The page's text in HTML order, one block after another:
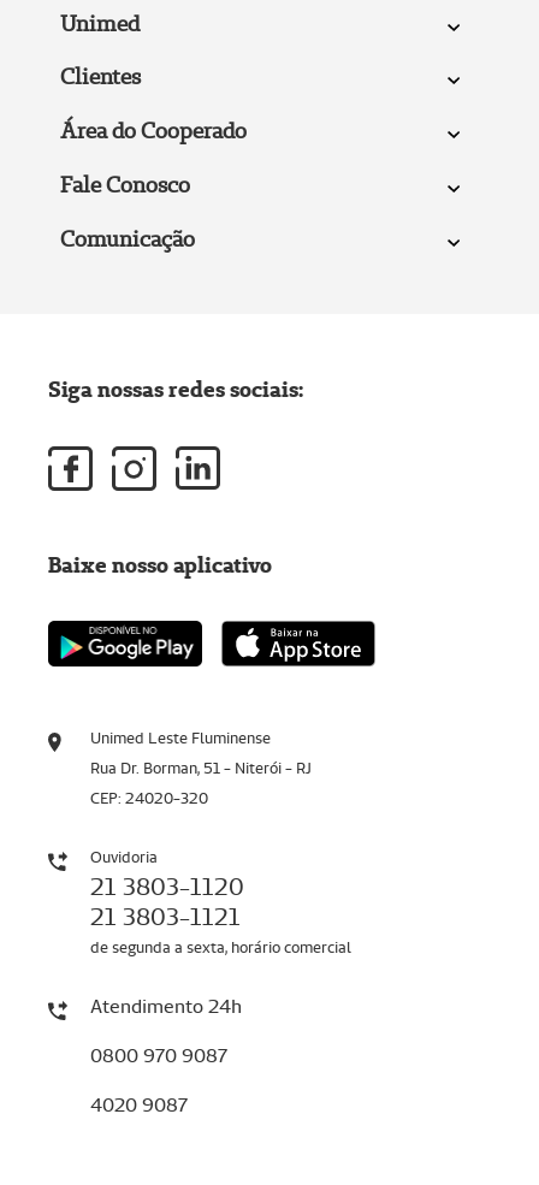
Unimed
Clientes
Área do Cooperado
Fale Conosco
Comunicação
Unimed Leste Fluminense
Rua Dr. Borman, 51 - Niterói - RJ
CEP: 24020-320
Ouvidoria
21 3803-1120
21 3803-1121
de segunda a sexta, horário comercial
Atendimento 24h
0800 970 9087
4020 9087
Siga nossas redes sociais:
Baixe nosso aplicativo